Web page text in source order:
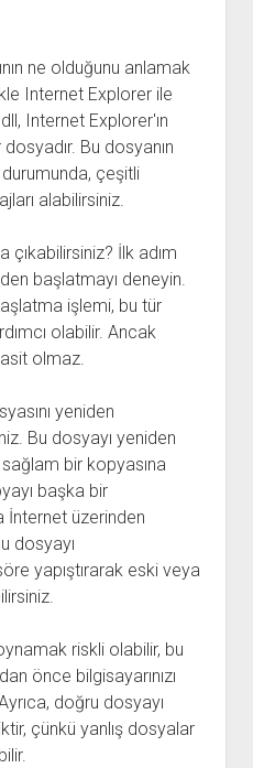
ne olduğunu anlamak
Internet Explorer ile
Internet Explorer'ın
Bu dosyanın
çeşitli
alabilirsiniz.
çıkabilirsiniz? İlk adım
başlatmayı deneyin.
işlemi, bu tür
olabilir. Ancak
olmaz.
yeniden
Bu dosyayı yeniden
bir kopyasına
başka bir
İnternet üzerinden
dosyayı
yapıştırarak eski veya
riskli olabilir, bu
önce bilgisayarınızı
doğru dosyayı
çünkü yanlış dosyalar